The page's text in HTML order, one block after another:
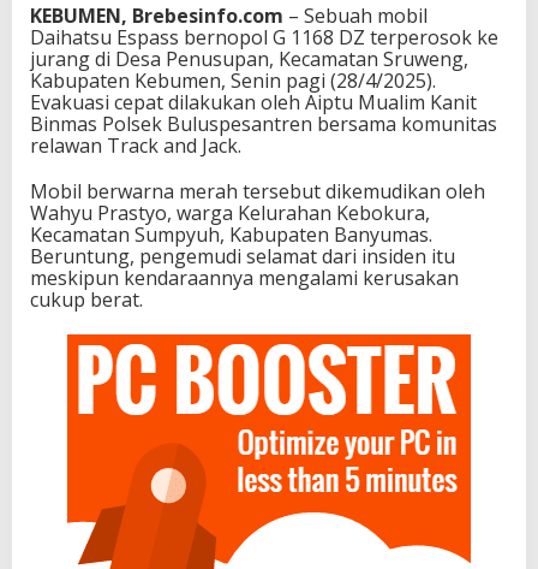
KEBUMEN, Brebesinfo.com – Sebuah mobil
Daihatsu Espass bernopol G 1168 DZ terperosok ke
jurang di Desa Penusupan, Kecamatan Sruweng,
Kabupaten Kebumen, Senin pagi (28/4/2025).
Evakuasi cepat dilakukan oleh Aiptu Mualim Kanit
Binmas Polsek Buluspesantren bersama komunitas
relawan Track and Jack.
Mobil berwarna merah tersebut dikemudikan oleh
Wahyu Prastyo, warga Kelurahan Kebokura,
Kecamatan Sumpyuh, Kabupaten Banyumas.
Beruntung, pengemudi selamat dari insiden itu
meskipun kendaraannya mengalami kerusakan
cukup berat.